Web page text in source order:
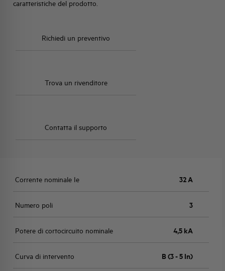
caratteristiche del prodotto.
Richiedi un preventivo
Trova un rivenditore
Contatta il supporto
Corrente nominale Ie 32 A
Numero poli 3
Potere di cortocircuito nominale 4,5 kA
Curva di intervento B (3 - 5 In)